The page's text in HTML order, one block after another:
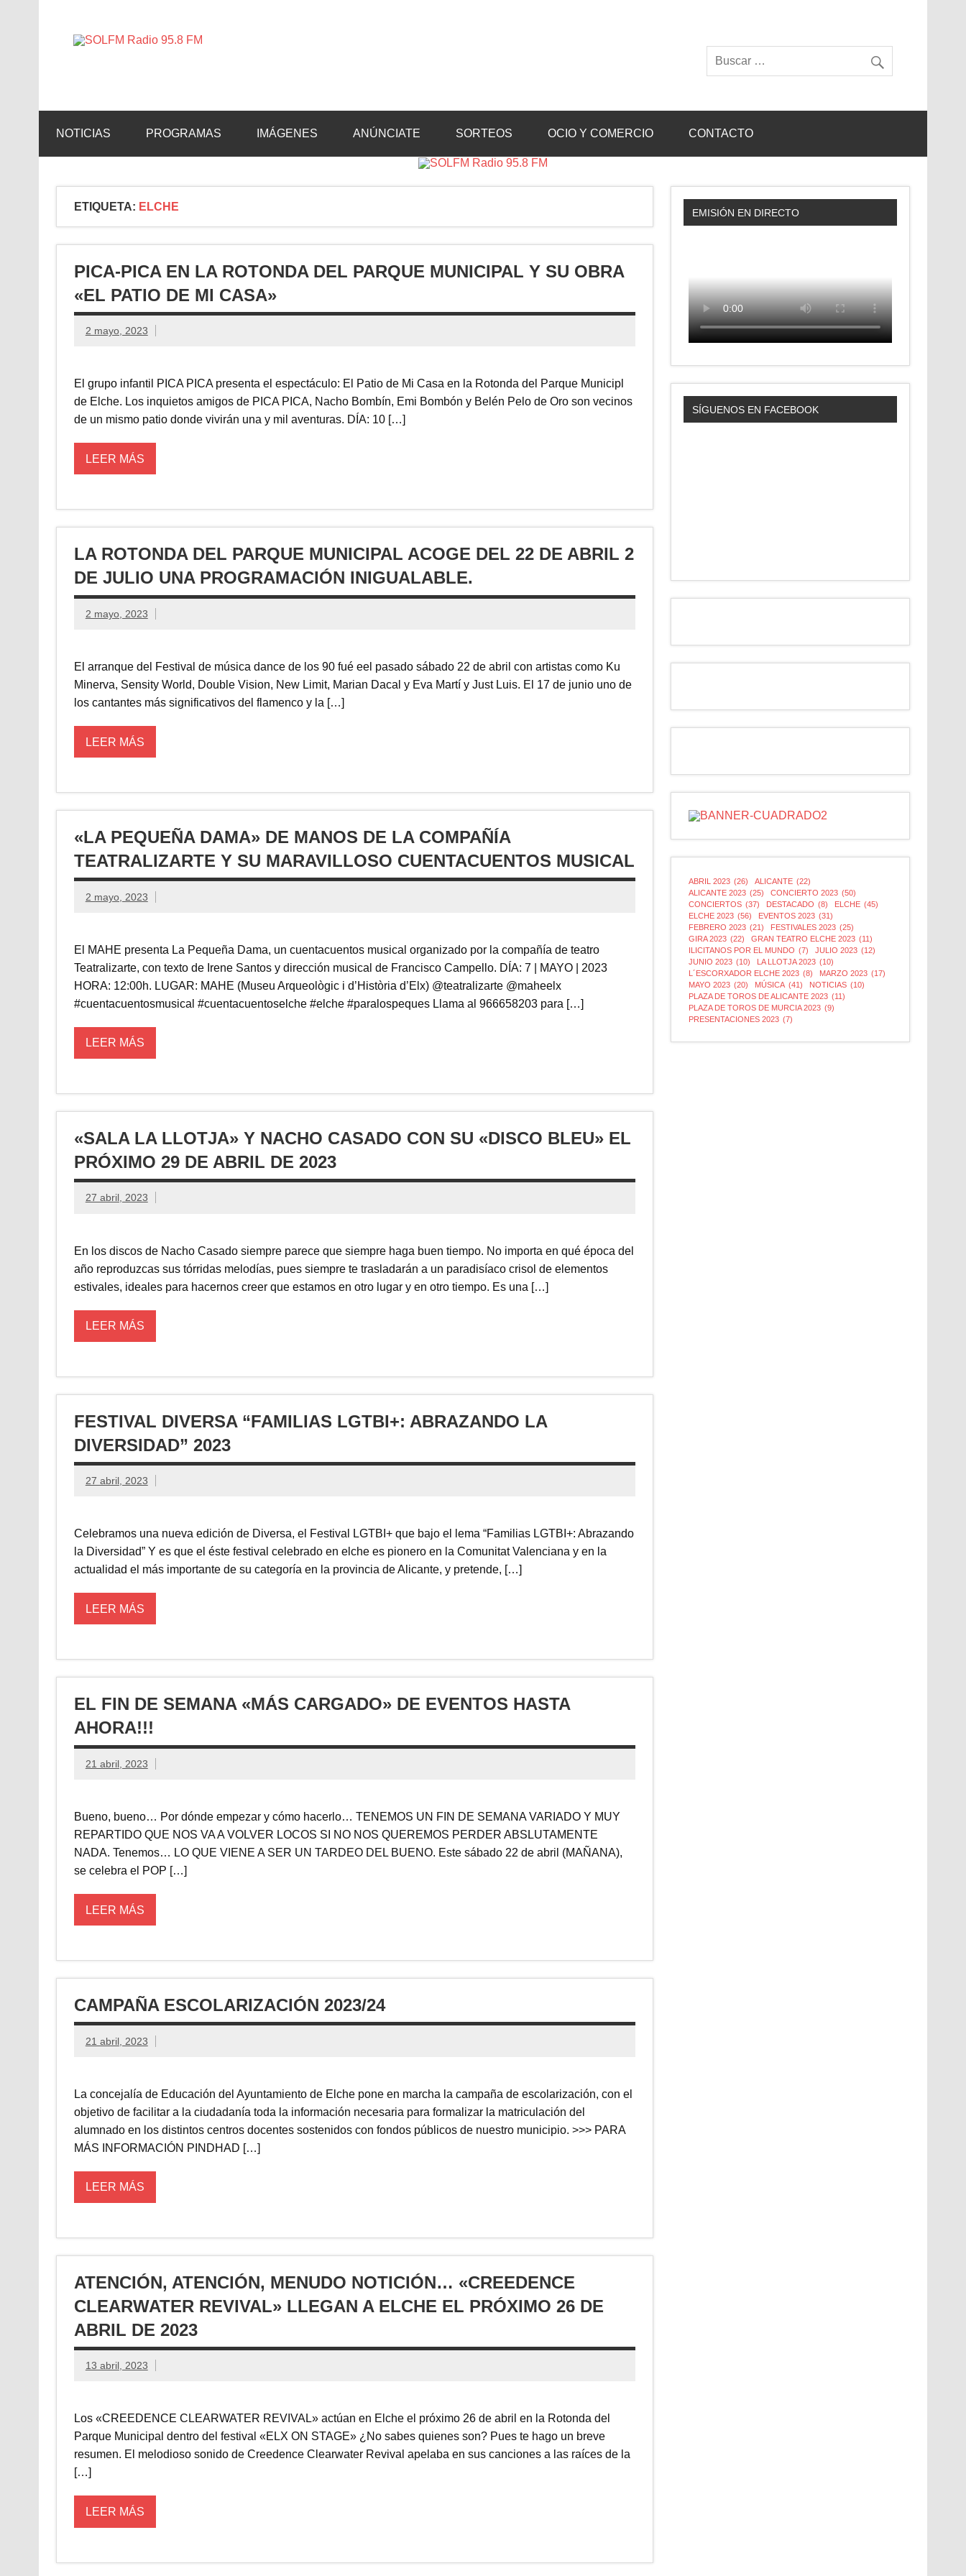
NOTICIAS PROGRAMAS IMÁGENES ANÚNCIATE SORTEOS OCIO Y COMERCIO CONTACTO
ETIQUETA: ELCHE
PICA-PICA EN LA ROTONDA DEL PARQUE MUNICIPAL Y SU OBRA
«EL PATIO DE MI CASA»
2 mayo, 2023
El grupo infantil PICA PICA presenta el espectáculo: El Patio de Mi Casa en la Rotonda del Parque Municipl
de Elche. Los inquietos amigos de PICA PICA, Nacho Bombín, Emi Bombón y Belén Pelo de Oro son vecinos
de un mismo patio donde vivirán una y mil aventuras. DÍA: 10 […]
LEER MÁS
LA ROTONDA DEL PARQUE MUNICIPAL ACOGE DEL 22 DE ABRIL 2
DE JULIO UNA PROGRAMACIÓN INIGUALABLE.
2 mayo, 2023
El arranque del Festival de música dance de los 90 fué eel pasado sábado 22 de abril con artistas como Ku
Minerva, Sensity World, Double Vision, New Limit, Marian Dacal y Eva Martí y Just Luis. El 17 de junio uno de
los cantantes más significativos del flamenco y la […]
LEER MÁS
«LA PEQUEÑA DAMA» DE MANOS DE LA COMPAÑÍA
TEATRALIZARTE Y SU MARAVILLOSO CUENTACUENTOS MUSICAL
2 mayo, 2023
El MAHE presenta La Pequeña Dama, un cuentacuentos musical organizado por la compañía de teatro
Teatralizarte, con texto de Irene Santos y dirección musical de Francisco Campello. DÍA: 7 | MAYO | 2023
HORA: 12:00h. LUGAR: MAHE (Museu Arqueològic i d’Història d’Elx) @teatralizarte @maheelx
#cuentacuentosmusical #cuentacuentoselche #elche #paralospeques Llama al 966658203 para […]
LEER MÁS
«SALA LA LLOTJA» Y NACHO CASADO CON SU «DISCO BLEU» EL
PRÓXIMO 29 DE ABRIL DE 2023
27 abril, 2023
En los discos de Nacho Casado siempre parece que siempre haga buen tiempo. No importa en qué época del
año reproduzcas sus tórridas melodías, pues siempre te trasladarán a un paradisíaco crisol de elementos
estivales, ideales para hacernos creer que estamos en otro lugar y en otro tiempo. Es una […]
LEER MÁS
FESTIVAL DIVERSA “FAMILIAS LGTBI+: ABRAZANDO LA
DIVERSIDAD” 2023
27 abril, 2023
Celebramos una nueva edición de Diversa, el Festival LGTBI+ que bajo el lema “Familias LGTBI+: Abrazando
la Diversidad” Y es que el éste festival celebrado en elche es pionero en la Comunitat Valenciana y en la
actualidad el más importante de su categoría en la provincia de Alicante, y pretende, […]
LEER MÁS
EL FIN DE SEMANA «MÁS CARGADO» DE EVENTOS HASTA
AHORA!!!
21 abril, 2023
Bueno, bueno… Por dónde empezar y cómo hacerlo… TENEMOS UN FIN DE SEMANA VARIADO Y MUY
REPARTIDO QUE NOS VA A VOLVER LOCOS SI NO NOS QUEREMOS PERDER ABSLUTAMENTE
NADA. Tenemos… LO QUE VIENE A SER UN TARDEO DEL BUENO. Este sábado 22 de abril (MAÑANA),
se celebra el POP […]
LEER MÁS
CAMPAÑA ESCOLARIZACIÓN 2023/24
21 abril, 2023
La concejalía de Educación del Ayuntamiento de Elche pone en marcha la campaña de escolarización, con el
objetivo de facilitar a la ciudadanía toda la información necesaria para formalizar la matriculación del
alumnado en los distintos centros docentes sostenidos con fondos públicos de nuestro municipio. >>> PARA
MÁS INFORMACIÓN PINDHAD […]
LEER MÁS
ATENCIÓN, ATENCIÓN, MENUDO NOTICIÓN… «CREEDENCE
CLEARWATER REVIVAL» LLEGAN A ELCHE EL PRÓXIMO 26 DE
ABRIL DE 2023
13 abril, 2023
Los «CREEDENCE CLEARWATER REVIVAL» actúan en Elche el próximo 26 de abril en la Rotonda del
Parque Municipal dentro del festival «ELX ON STAGE» ¿No sabes quienes son? Pues te hago un breve
resumen. El melodioso sonido de Creedence Clearwater Revival apelaba en sus canciones a las raíces de la
[…]
LEER MÁS
EMISIÓN EN DIRECTO
SÍGUENOS EN FACEBOOK
ABRIL 2023 (26) ALICANTE (22)
ALICANTE 2023 (25) CONCIERTO 2023 (50)
CONCIERTOS (37) DESTACADO (8) ELCHE (45)
ELCHE 2023 (56) EVENTOS 2023 (31)
FEBRERO 2023 (21) FESTIVALES 2023 (25)
GIRA 2023 (22) GRAN TEATRO ELCHE 2023 (11)
ILICITANOS POR EL MUNDO (7) JULIO 2023 (12)
JUNIO 2023 (10) LA LLOTJA 2023 (10)
L´ESCORXADOR ELCHE 2023 (8) MARZO 2023 (17)
MAYO 2023 (20) MÚSICA (41) NOTICIAS (10)
PLAZA DE TOROS DE ALICANTE 2023 (11)
PLAZA DE TOROS DE MURCIA 2023 (9)
PRESENTACIONES 2023 (7)